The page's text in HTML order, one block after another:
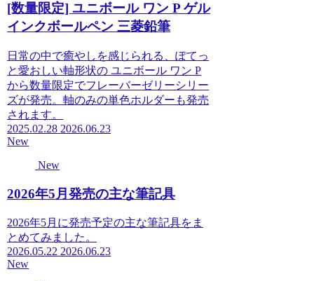
[数量限定] ユニボール ワン P ゲル
インクボールペン 三菱鉛筆
日常の中で癒やしを感じられる、ぽてっ
と愛おしい軸形状の ユニボール ワン P
から数量限定でフレーバーゼリーシリー
ズが発売。軸のみの単色ホルダーも発売
されます。
2025.02.28 2026.06.23
New
New
2026年5月発売の主な筆記具
2026年5月に発売予定の主な筆記具をま
とめてみました。
2026.05.22 2026.06.23
New